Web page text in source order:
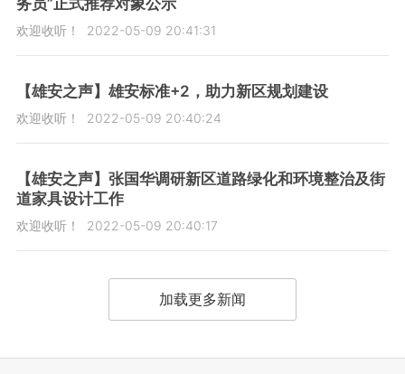
务员”正式推荐对象公示
欢迎收听！ 2022-05-09 20:41:31
【雄安之声】雄安标准+2，助力新区规划建设
欢迎收听！ 2022-05-09 20:40:24
【雄安之声】张国华调研新区道路绿化和环境整治及街
道家具设计工作
欢迎收听！ 2022-05-09 20:40:17
加载更多新闻